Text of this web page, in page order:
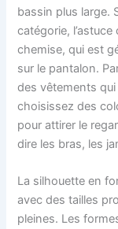
bassin plus large.
catégorie,
chemise, qui est
sur le pantalon.
des vêtements
choisissez des
pour attirer le
dire les bras, les
La silhouette en
avec des tailles
pleines. Les